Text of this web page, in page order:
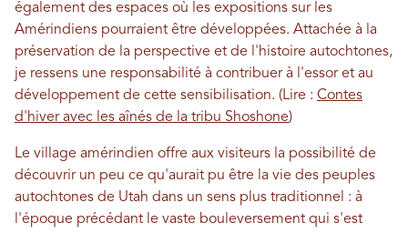
également des espaces où les expositions sur les
Amérindiens pourraient être développées. Attachée à la
préservation de la perspective et de l'histoire autochtones,
je ressens une responsabilité à contribuer à l'essor et au
développement de cette sensibilisation. (Lire : Contes
d'hiver avec les aînés de la tribu Shoshone)
Le village amérindien offre aux visiteurs la possibilité de
découvrir un peu ce qu'aurait pu être la vie des peuples
autochtones de Utah dans un sens plus traditionnel : à
l'époque précédant le vaste bouleversement qui s'est